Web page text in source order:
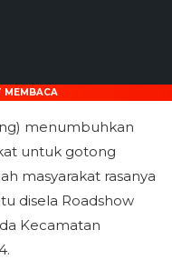
MEMBACA
menumbuhkan
untuk gotong
masyarakat rasanya
disela Roadshow
Kecamatan